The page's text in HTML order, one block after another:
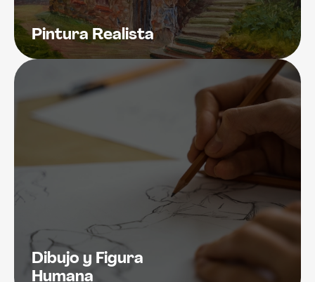
Pintura Realista
Dibujo y Figura
Humana